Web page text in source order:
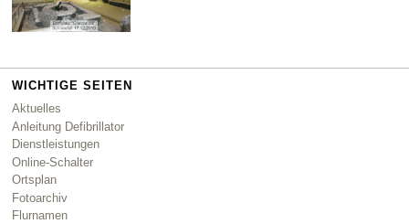
WICHTIGE SEITEN
Aktuelles
Anleitung Defibrillator
Dienstleistungen
Online-Schalter
Ortsplan
Fotoarchiv
Flurnamen